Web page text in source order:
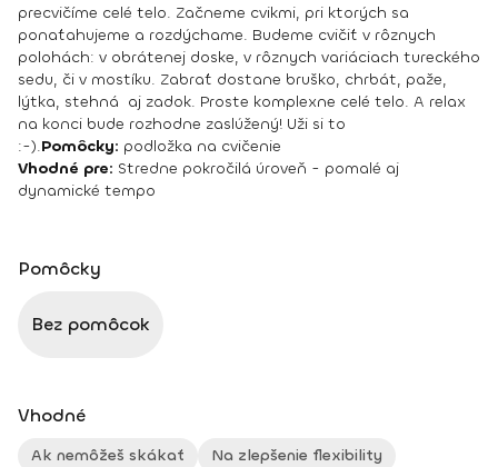
precvičíme celé telo. Začneme cvikmi, pri ktorých sa
ponaťahujeme a rozdýchame. Budeme cvičiť v rôznych
polohách: v obrátenej doske, v rôznych variáciach tureckého
sedu, či v mostíku. Zabrať dostane bruško, chrbát, paže,
lýtka, stehná aj zadok. Proste komplexne celé telo. A relax
na konci bude rozhodne zaslúžený! Uži si to
:-).Pomôcky: podložka na cvičenie
Vhodné pre: Stredne pokročilá úroveň - pomalé aj
dynamické tempo
Pomôcky
Bez pomôcok
Vhodné
Ak nemôžeš skákať Na zlepšenie flexibility